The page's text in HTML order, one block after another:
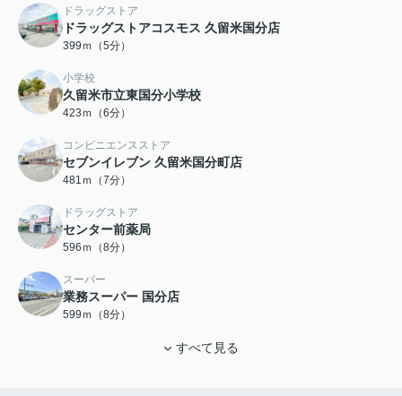
ドラッグストア
ドラッグストアコスモス 久留米国分店
399ｍ（5分）
小学校
久留米市立東国分小学校
423ｍ（6分）
コンビニエンスストア
セブンイレブン 久留米国分町店
481ｍ（7分）
ドラッグストア
センター前薬局
596ｍ（8分）
スーパー
業務スーパー 国分店
599ｍ（8分）
すべて見る